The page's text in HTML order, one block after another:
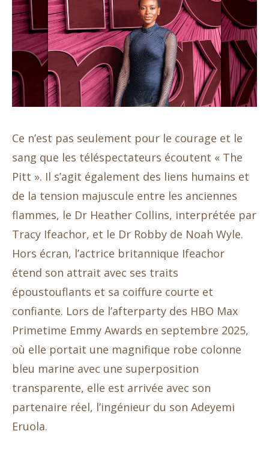
Ce n’est pas seulement pour le courage et le
sang que les téléspectateurs écoutent « The
Pitt ». Il s’agit également des liens humains et
de la tension majuscule entre les anciennes
flammes, le Dr Heather Collins, interprétée par
Tracy Ifeachor, et le Dr Robby de Noah Wyle.
Hors écran, l’actrice britannique Ifeachor
étend son attrait avec ses traits
époustouflants et sa coiffure courte et
confiante. Lors de l’afterparty des HBO Max
Primetime Emmy Awards en septembre 2025,
où elle portait une magnifique robe colonne
bleu marine avec une superposition
transparente, elle est arrivée avec son
partenaire réel, l’ingénieur du son Adeyemi
Eruola.